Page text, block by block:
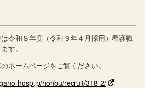
令和８年度（令和９年４月採用）看護職
す。
ホームページをご覧ください。
hosp.jp/honbu/recruit/318-2/